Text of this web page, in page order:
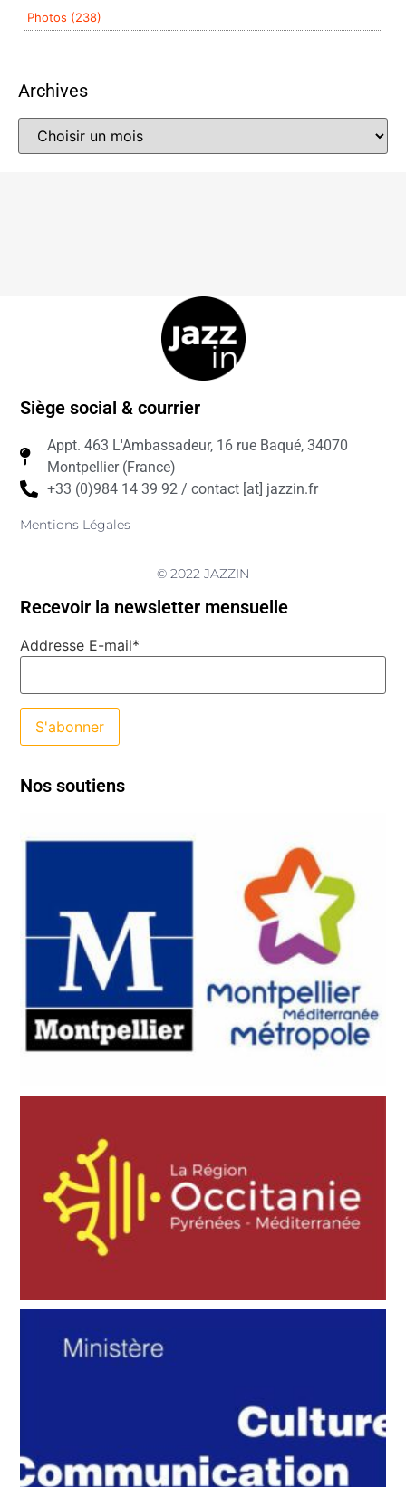
Photos (238)
Archives
Siège social & courrier
Appt. 463 L'Ambassadeur, 16 rue Baqué, 34070
Montpellier (France)
+33 (0)984 14 39 92 / contact [at] jazzin.fr
Mentions Légales
© 2022 JAZZIN
Recevoir la newsletter mensuelle
Addresse E-mail*
Nos soutiens